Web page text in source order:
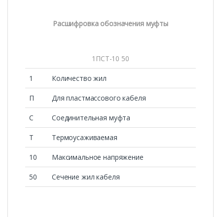
Расшифровка обозначения муфты
1ПСТ-10 50
1 Количество жил
П Для пластмассового кабеля
С Соединительная муфта
Т Термоусаживаемая
10 Максимальное напряжение
50 Сечение жил кабеля